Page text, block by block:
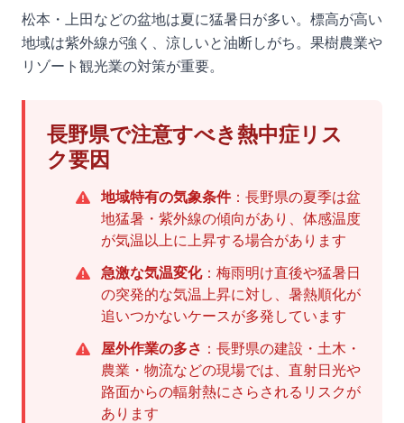
松本・上田などの盆地は夏に猛暑日が多い。標高が高い
地域は紫外線が強く、涼しいと油断しがち。果樹農業や
リゾート観光業の対策が重要。
長野県で注意すべき熱中症リス
ク要因
地域特有の気象条件：長野県の夏季は盆
地猛暑・紫外線の傾向があり、体感温度
が気温以上に上昇する場合があります
急激な気温変化：梅雨明け直後や猛暑日
の突発的な気温上昇に対し、暑熱順化が
追いつかないケースが多発しています
屋外作業の多さ ：長野県の建設・土木・
農業・物流などの現場では、直射日光や
路面からの輻射熱にさらされるリスクが
あります